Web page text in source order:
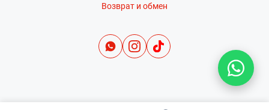
Возврат и обмен